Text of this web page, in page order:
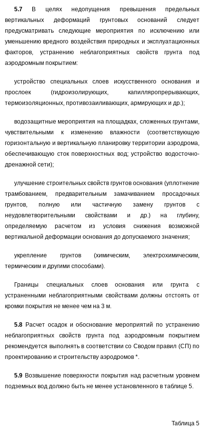
5.7
В целях недопущения превышения предельных
вертикальных деформаций грунтовых оснований следует
предусматривать следующие мероприятия по исключению или
уменьшению вредного воздействия природных и эксплуатационных
факторов, устранению неблагоприятных свойств грунта под
аэродромным покрытием:
устройство специальных слоев искусственного основания и
прослоек (гидроизолирующих, капилляропрерывающих,
термоизоляционных, противозаиливающих, армирующих и др.);
водозащитные мероприятия на площадках, сложенных грунтами,
чувствительными к изменению влажности (соответствующую
горизонтальную и вертикальную планировку территории аэродрома,
обеспечивающую сток поверхностных вод; устройство водосточно-
дренажной сети);
улучшение строительных свойств грунтов основания (уплотнение
трамбованием, предварительным замачиванием просадочных
грунтов, полную или частичную замену грунтов с
неудовлетворительными свойствами и др.) на глубину,
определяемую расчетом из условия снижения возможной
вертикальной деформации основания до допускаемого значения;
укрепление грунтов (химическим, электрохимическим,
термическим и другими способами).
Границы специальных слоев основания или грунта с
устраненными неблагоприятными свойствами должны отстоять от
кромки покрытия не менее чем на 3 м.
5.8 Расчет осадок и обоснование мероприятий по устранению
неблагоприятных свойств грунта под аэродромным покрытием
рекомендуется выполнять в соответствии со Сводом правил (СП) по
проектированию и строительству аэродромов *.
5.9 Возвышение поверхности покрытия над расчетным уровнем
подземных вод должно быть не менее установленного в таблице 5.
Таблица 5